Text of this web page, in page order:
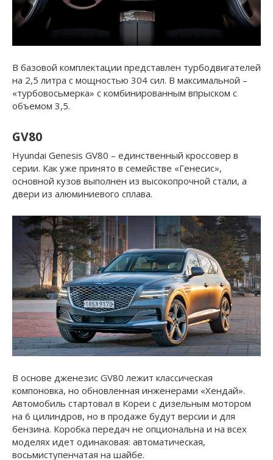
В базовой комплектации представлен турбодвигателей
на 2,5 литра с мощностью 304 сил. В максимальной –
«турбовосьмерка» с комбинированным впрыском с
объемом 3,5.
GV80
Hyundai Genesis GV80 – единственный кроссовер в
серии. Как уже принято в семействе «Генесис»,
основной кузов выполнен из высокопрочной стали, а
двери из алюминиевого сплава.
В основе дженезис GV80 лежит классическая
компоновка, но обновленная инженерами «Хендай».
Автомобиль стартовал в Кореи с дизельным мотором
на 6 цилиндров, но в продаже будут версии и для
бензина. Коробка передач не опциональна и на всех
моделях идет одинаковая: автоматическая,
восьмиступенчатая на шайбе.